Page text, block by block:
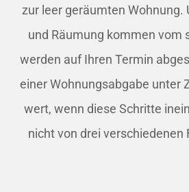
zur leer geräumten Wohnung.
und Räumung kommen vom
werden auf Ihren Termin
einer Wohnungsabgabe unter
wert, wenn diese Schritte
nicht von drei verschiedenen